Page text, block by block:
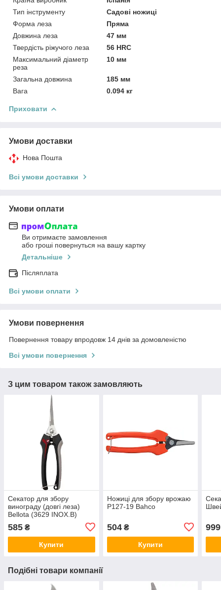
Тип інструменту
Садові ножиці
Форма леза
Пряма
Довжина леза
47 мм
Твердість ріжучого леза
56 HRC
Максимальний діаметр
реза
10 мм
Загальна довжина
185 мм
Вага
0.094 кг
Приховати
Умови доставки
Нова Пошта
Всі умови доставки
Умови оплати
Ви отримаєте замовлення
або гроші повернуться на вашу картку
Детальніше
Післяплата
Всі умови оплати
Умови повернення
Повернення товару впродовж 14 днів за домовленістю
Всі умови повернення
З цим товаром також замовляють
Секатор для збору
винограду (довгі леза)
Bellota (3629 INOX.B)
585 ₴
Купити
Ножиці для збору врожаю
P127-19 Bahco
504₴
Купити
999
Подібні товари компанії